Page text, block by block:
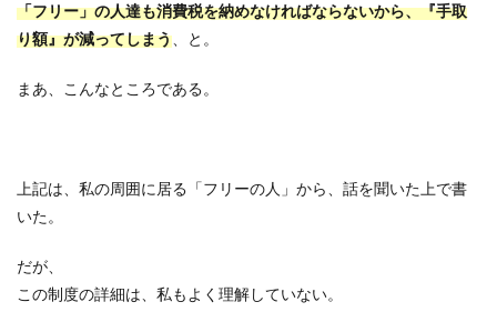
「フリー」の人達も消費税を納めなければならないから、『手取
り額』が減ってしまう 、と。
まあ、こんなところである。
上記は、私の周囲に居る「フリーの人」から、話を聞いた上で書
いた。
だが、
この制度の詳細は、私もよく理解していない。